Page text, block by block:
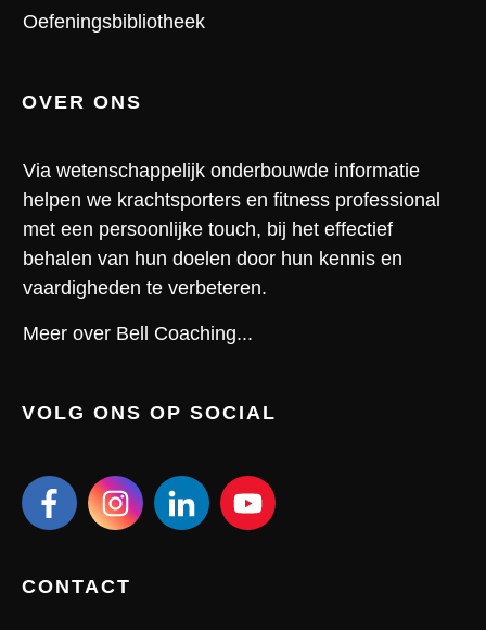
Oefeningsbibliotheek
OVER ONS
Via wetenschappelijk onderbouwde informatie
helpen we krachtsporters en fitness professional
met een persoonlijke touch, bij het effectief
behalen van hun doelen door hun kennis en
vaardigheden te verbeteren.
Meer over Bell Coaching...
VOLG ONS OP SOCIAL
CONTACT